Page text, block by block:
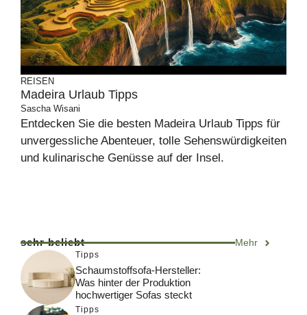
REISEN
Madeira Urlaub Tipps
Sascha Wisani
Entdecken Sie die besten Madeira Urlaub Tipps für
unvergessliche Abenteuer, tolle Sehenswürdigkeiten
und kulinarische Genüsse auf der Insel.
sehr beliebt Mehr
Tipps
Schaumstoffsofa-Hersteller:
Was hinter der Produktion
hochwertiger Sofas steckt
Tipps